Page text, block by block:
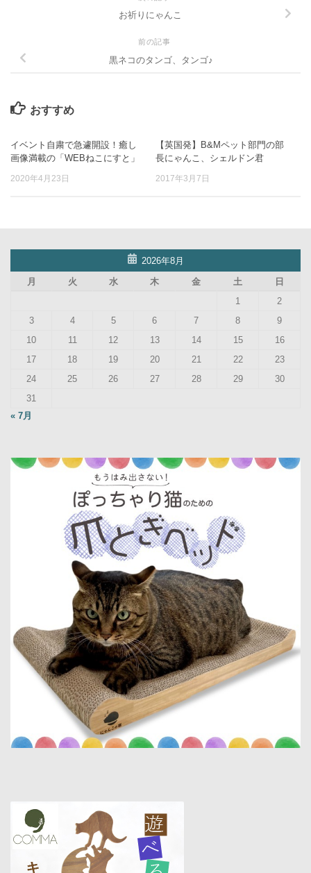
お祈りにゃんこ
前の記事
黒ネコのタンゴ、タンゴ♪
おすすめ
イベント自粛で急遽開設！癒し
画像満載の「WEBねこにすと」
2020年4月23日
【英国発】B&Mペット部門の部
長にゃんこ、シェルドン君
2017年3月7日
2026年8月
月
火 水 木 金 土
日
1
2
3
4 5 6 7 8
9
10
11 12 13 14 15
16
17
18 19 20 21 22
23
24
25 26 27 28 29
30
31
« 7月